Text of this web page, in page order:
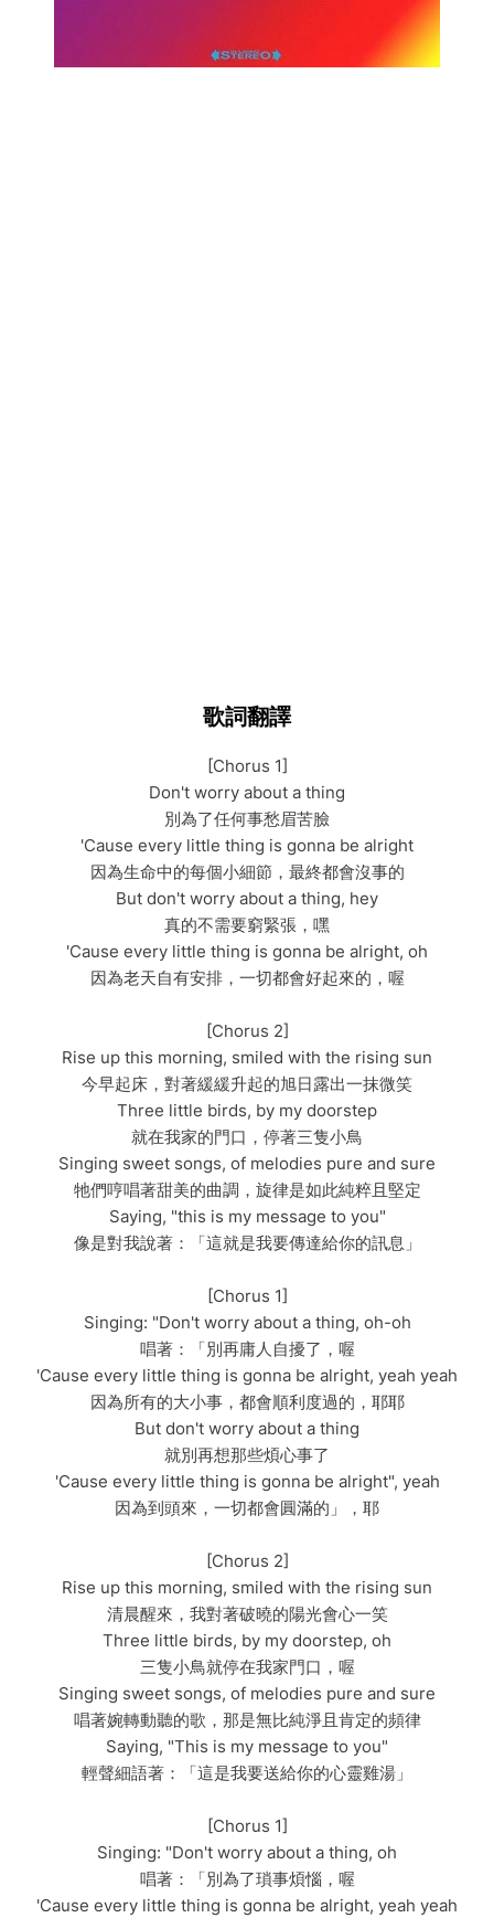
歌詞翻譯
[Chorus 1]
Don't worry about a thing
別為了任何事愁眉苦臉
'Cause every little thing is gonna be alright
因為生命中的每個小細節，最終都會沒事的
But don't worry about a thing, hey
真的不需要窮緊張，嘿
'Cause every little thing is gonna be alright, oh
因為老天自有安排，一切都會好起來的，喔
[Chorus 2]
Rise up this morning, smiled with the rising sun
今早起床，對著緩緩升起的旭日露出一抹微笑
Three little birds, by my doorstep
就在我家的門口，停著三隻小鳥
Singing sweet songs, of melodies pure and sure
牠們哼唱著甜美的曲調，旋律是如此純粹且堅定
Saying, "this is my message to you"
像是對我說著：「這就是我要傳達給你的訊息」
[Chorus 1]
Singing: "Don't worry about a thing, oh-oh
唱著：「別再庸人自擾了，喔
'Cause every little thing is gonna be alright, yeah yeah
因為所有的大小事，都會順利度過的，耶耶
But don't worry about a thing
就別再想那些煩心事了
'Cause every little thing is gonna be alright", yeah
因為到頭來，一切都會圓滿的」，耶
[Chorus 2]
Rise up this morning, smiled with the rising sun
清晨醒來，我對著破曉的陽光會心一笑
Three little birds, by my doorstep, oh
三隻小鳥就停在我家門口，喔
Singing sweet songs, of melodies pure and sure
唱著婉轉動聽的歌，那是無比純淨且肯定的頻律
Saying, "This is my message to you"
輕聲細語著：「這是我要送給你的心靈雞湯」
[Chorus 1]
Singing: "Don't worry about a thing, oh
唱著：「別為了瑣事煩惱，喔
'Cause every little thing is gonna be alright, yeah yeah